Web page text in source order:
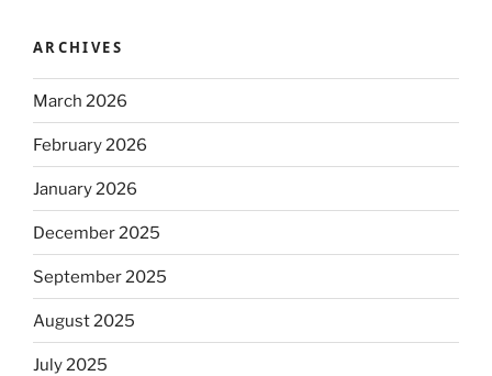
ARCHIVES
March 2026
February 2026
January 2026
December 2025
September 2025
August 2025
July 2025